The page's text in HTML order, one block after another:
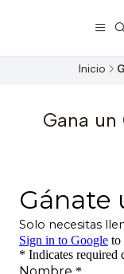
🚚 Envío
Inicio
Gana